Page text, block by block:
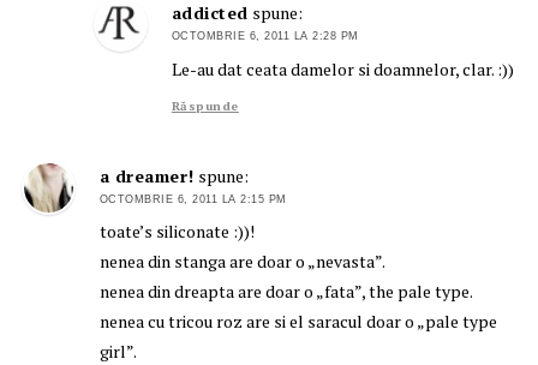
addicted spune:
OCTOMBRIE 6, 2011 LA 2:28 PM
Le-au dat ceata damelor si doamnelor, clar. :))
Răspunde
a dreamer! spune:
OCTOMBRIE 6, 2011 LA 2:15 PM
toate’s siliconate :))!
nenea din stanga are doar o „nevasta”.
nenea din dreapta are doar o „fata”, the pale type.
nenea cu tricou roz are si el saracul doar o „pale type
girl”.